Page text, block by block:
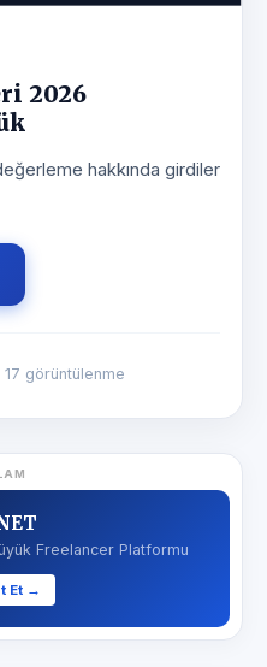
2026
hakkında girdiler
görüntülenme
Freelancer Platformu
Et →